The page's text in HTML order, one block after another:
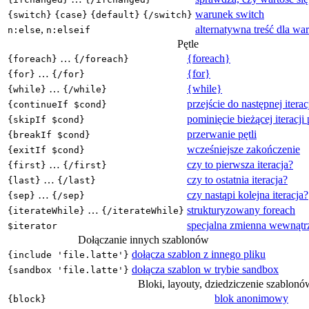
{switch} {case} {default} {/switch} warunek switch
n:else, n:elseif
alternatywna treść dla
Pętle
{foreach} … {/foreach} {foreach}
{for} … {/for} {for}
{while} … {/while} {while}
{continueIf $cond} przejście do następnej
{skipIf $cond} pominięcie bieżącej iteracji
{breakIf $cond} przerwanie pętli
{exitIf $cond} wcześniejsze zakończenie
{first} … {/first} czy to pierwsza iteracja?
{last} … {/last} czy to ostatnia iteracja?
{sep} … {/sep} czy nastąpi kolejna iteracja?
{iterateWhile} … {/iterateWhile} strukturyzowany foreach
$iterator
specjalna zmienna
Dołączanie innych szablonów
{include 'file.latte'} dołącza szablon z innego pliku
{sandbox 'file.latte'} dołącza szablon w trybie sandbox
Bloki, layouty, dziedziczenie
{block} blok anonimowy